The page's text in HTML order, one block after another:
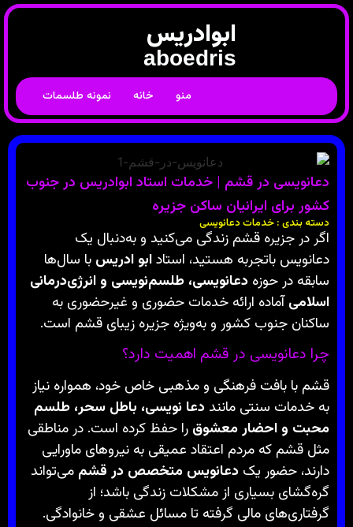
ابوادریس
aboedris
منو خانه نمونه طلسمات
دعانویسی در قشم | خدمات استاد ابوادریس در جنوب
کشور برای ایرانیان ساکن جزیره
دسته بندی : خدمات دعانویسی
اگر در جزیره قشم زندگی می‌کنید و به‌دنبال یک
دعانویس باتجربه هستید، استادابو ادریس با سال‌ها
سابقه در حوزه دعانویسی، طلسم‌نویسی و انرژی‌درمانی
اسلامیآماده ارائه خدمات حضوری و غیرحضوری به
ساکنان جنوب کشور و به‌ویژه جزیره زیبای قشم است.
چرا دعانویسی در قشم اهمیت دارد؟
قشم با بافت فرهنگی و مذهبی خاص خود، همواره نیاز
به خدمات سنتی مانند دعا نویسی، باطل سحر، طلسم
محبت و احضار معشوق را حفظ کرده است. در مناطقی
مثل قشم که مردم اعتقاد عمیقی به نیروهای ماورایی
دارند، حضور یک دعانویس متخصص در قشم می‌تواند
گره‌گشای بسیاری از مشکلات زندگی باشد؛ از
گرفتاری‌های مالی گرفته تا مسائل عشقی و خانوادگی.